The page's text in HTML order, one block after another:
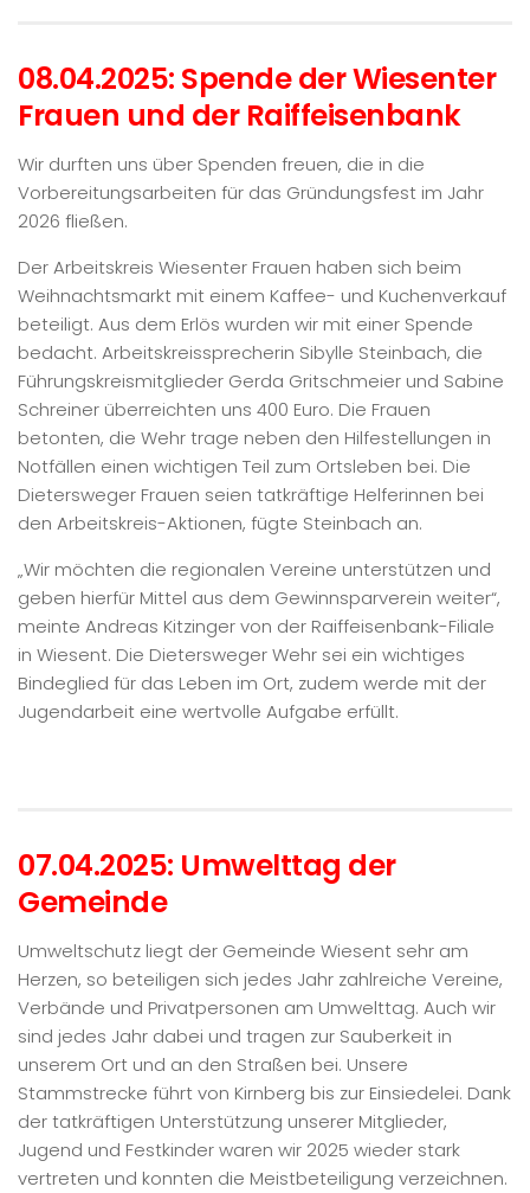
08.04.2025: Spende der Wiesenter
Frauen und der Raiffeisenbank
Wir durften uns über Spenden freuen, die in die
Vorbereitungsarbeiten für das Gründungsfest im Jahr
2026 fließen.
Der Arbeitskreis Wiesenter Frauen haben sich beim
Weihnachtsmarkt mit einem Kaffee- und Kuchenverkauf
beteiligt. Aus dem Erlös wurden wir mit einer Spende
bedacht. Arbeitskreissprecherin Sibylle Steinbach, die
Führungskreismitglieder Gerda Gritschmeier und Sabine
Schreiner überreichten uns 400 Euro. Die Frauen
betonten, die Wehr trage neben den Hilfestellungen in
Notfällen einen wichtigen Teil zum Ortsleben bei. Die
Dietersweger Frauen seien tatkräftige Helferinnen bei
den Arbeitskreis-Aktionen, fügte Steinbach an.
„Wir möchten die regionalen Vereine unterstützen und
geben hierfür Mittel aus dem Gewinnsparverein weiter“,
meinte Andreas Kitzinger von der Raiffeisenbank-Filiale
in Wiesent. Die Dietersweger Wehr sei ein wichtiges
Bindeglied für das Leben im Ort, zudem werde mit der
Jugendarbeit eine wertvolle Aufgabe erfüllt.
07.04.2025: Umwelttag der
Gemeinde
Umweltschutz liegt der Gemeinde Wiesent sehr am
Herzen, so beteiligen sich jedes Jahr zahlreiche Vereine,
Verbände und Privatpersonen am Umwelttag. Auch wir
sind jedes Jahr dabei und tragen zur Sauberkeit in
unserem Ort und an den Straßen bei. Unsere
Stammstrecke führt von Kirnberg bis zur Einsiedelei. Dank
der tatkräftigen Unterstützung unserer Mitglieder,
Jugend und Festkinder waren wir 2025 wieder stark
vertreten und konnten die Meistbeteiligung verzeichnen.